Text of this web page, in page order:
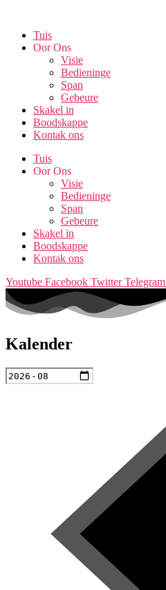
content
Tuis
Oor Ons
Visie
Bedieninge
Span
Gebeure
Skakel in
Boodskappe
Kontak ons
Tuis
Oor Ons
Visie
Bedieninge
Span
Gebeure
Skakel in
Boodskappe
Kontak ons
Youtube Facebook Twitter Telegram
Kalender